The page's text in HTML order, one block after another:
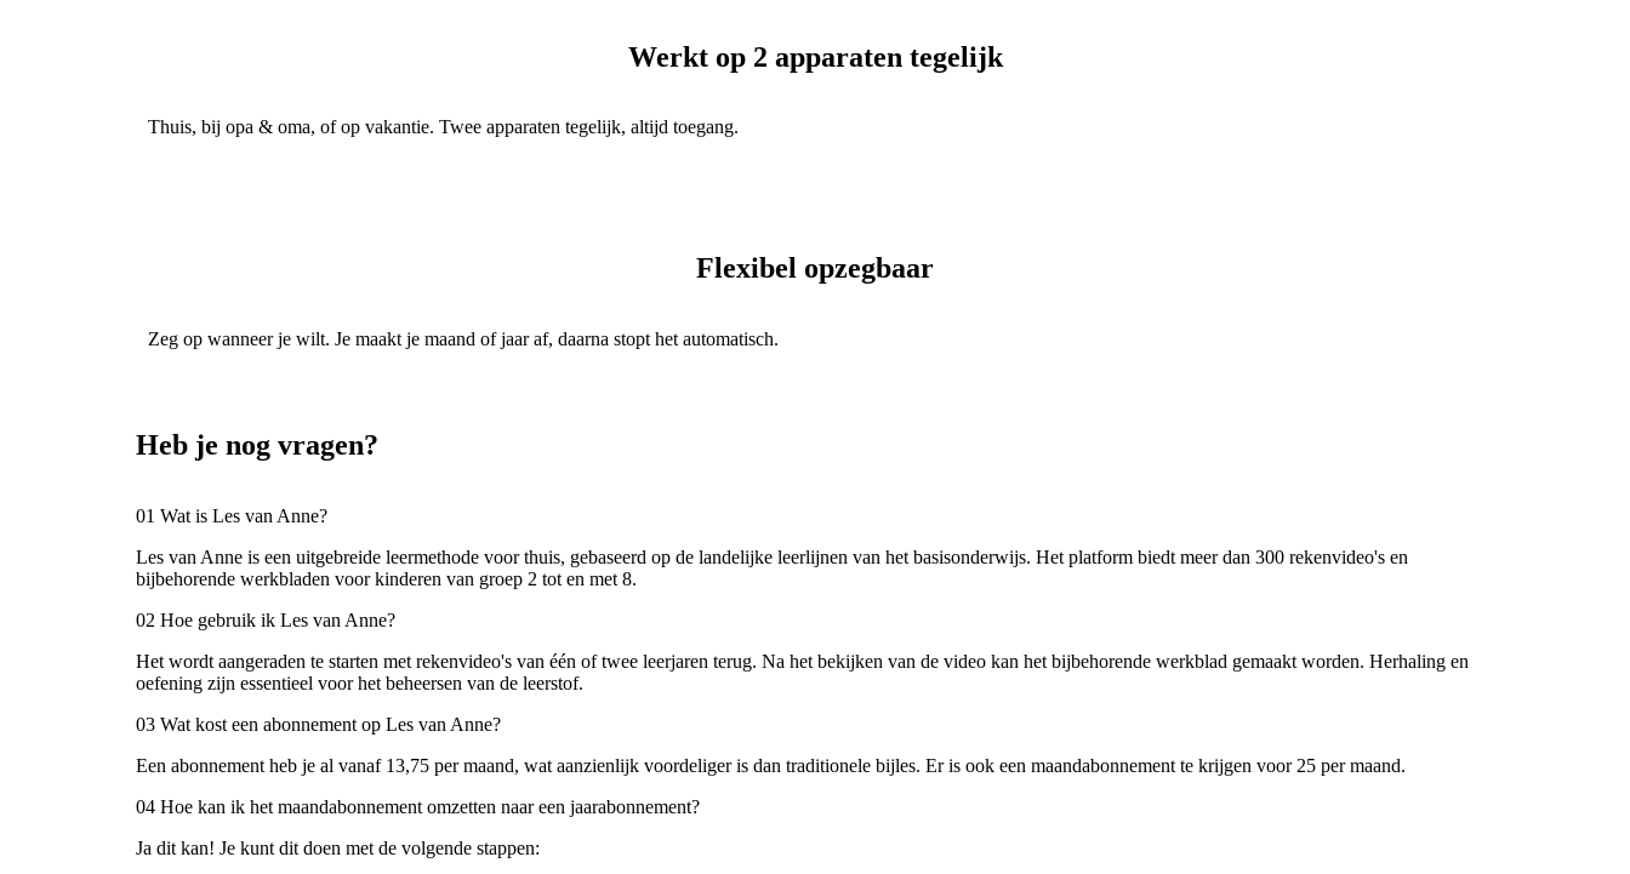
Werkt op 2 apparaten tegelijk
Thuis, bij opa & oma, of op vakantie. Twee apparaten tegelijk, altijd toegang.
Flexibel opzegbaar
Zeg op wanneer je wilt. Je maakt je maand of jaar af, daarna stopt het automatisch.
Heb je nog vragen?
01 Wat is Les van Anne?
Les van Anne is een uitgebreide leermethode voor thuis, gebaseerd op de landelijke leerlijnen van het basisonderwijs. Het platform biedt meer dan 300 rekenvideo's en
bijbehorende werkbladen voor kinderen van groep 2 tot en met 8.
02 Hoe gebruik ik Les van Anne?
Het wordt aangeraden te starten met rekenvideo's van één of twee leerjaren terug. Na het bekijken van de video kan het bijbehorende werkblad gemaakt worden. Herhaling en
oefening zijn essentieel voor het beheersen van de leerstof.
03 Wat kost een abonnement op Les van Anne?
Een abonnement heb je al vanaf 13,75 per maand, wat aanzienlijk voordeliger is dan traditionele bijles. Er is ook een maandabonnement te krijgen voor 25 per maand.
04 Hoe kan ik het maandabonnement omzetten naar een jaarabonnement?
Ja dit kan! Je kunt dit doen met de volgende stappen: